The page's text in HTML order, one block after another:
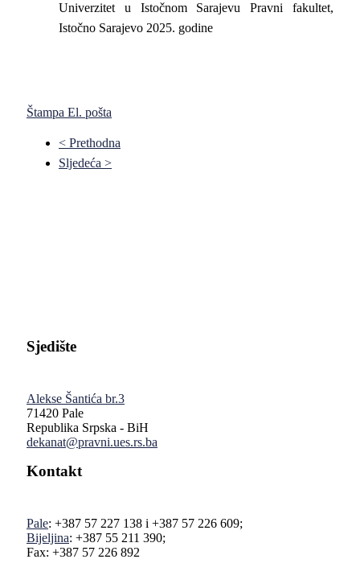
Univerzitet u Istočnom Sarajevu Pravni fakultet,
Istočno Sarajevo 2025. godine
Štampa El. pošta
< Prethodna
Sljedeća >
Sjedište
Alekse Šantića br.3
71420 Pale
Republika Srpska - BiH
dekanat@pravni.ues.rs.ba
Kontakt
Pale: +387 57 227 138 i +387 57 226 609;
Bijeljina: +387 55 211 390;
Fax: +387 57 226 892